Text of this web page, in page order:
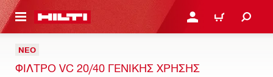
ΕΛΕΓΞΕΙΣ ΤΟ ΠΑΚΕΤΟ ΠΟΥ ΕΧΕΙΣ ΦΤΙΑΞΕΙ ΚΆΝΕ ΣΎΝΔΕΣΗ Ή
ΚΑΛΆΘΙ
ΝΈΟ
ΦΊΛΤΡΟ VC 20/40 ΓΕΝΙΚΉΣ ΧΡΉΣΗΣ